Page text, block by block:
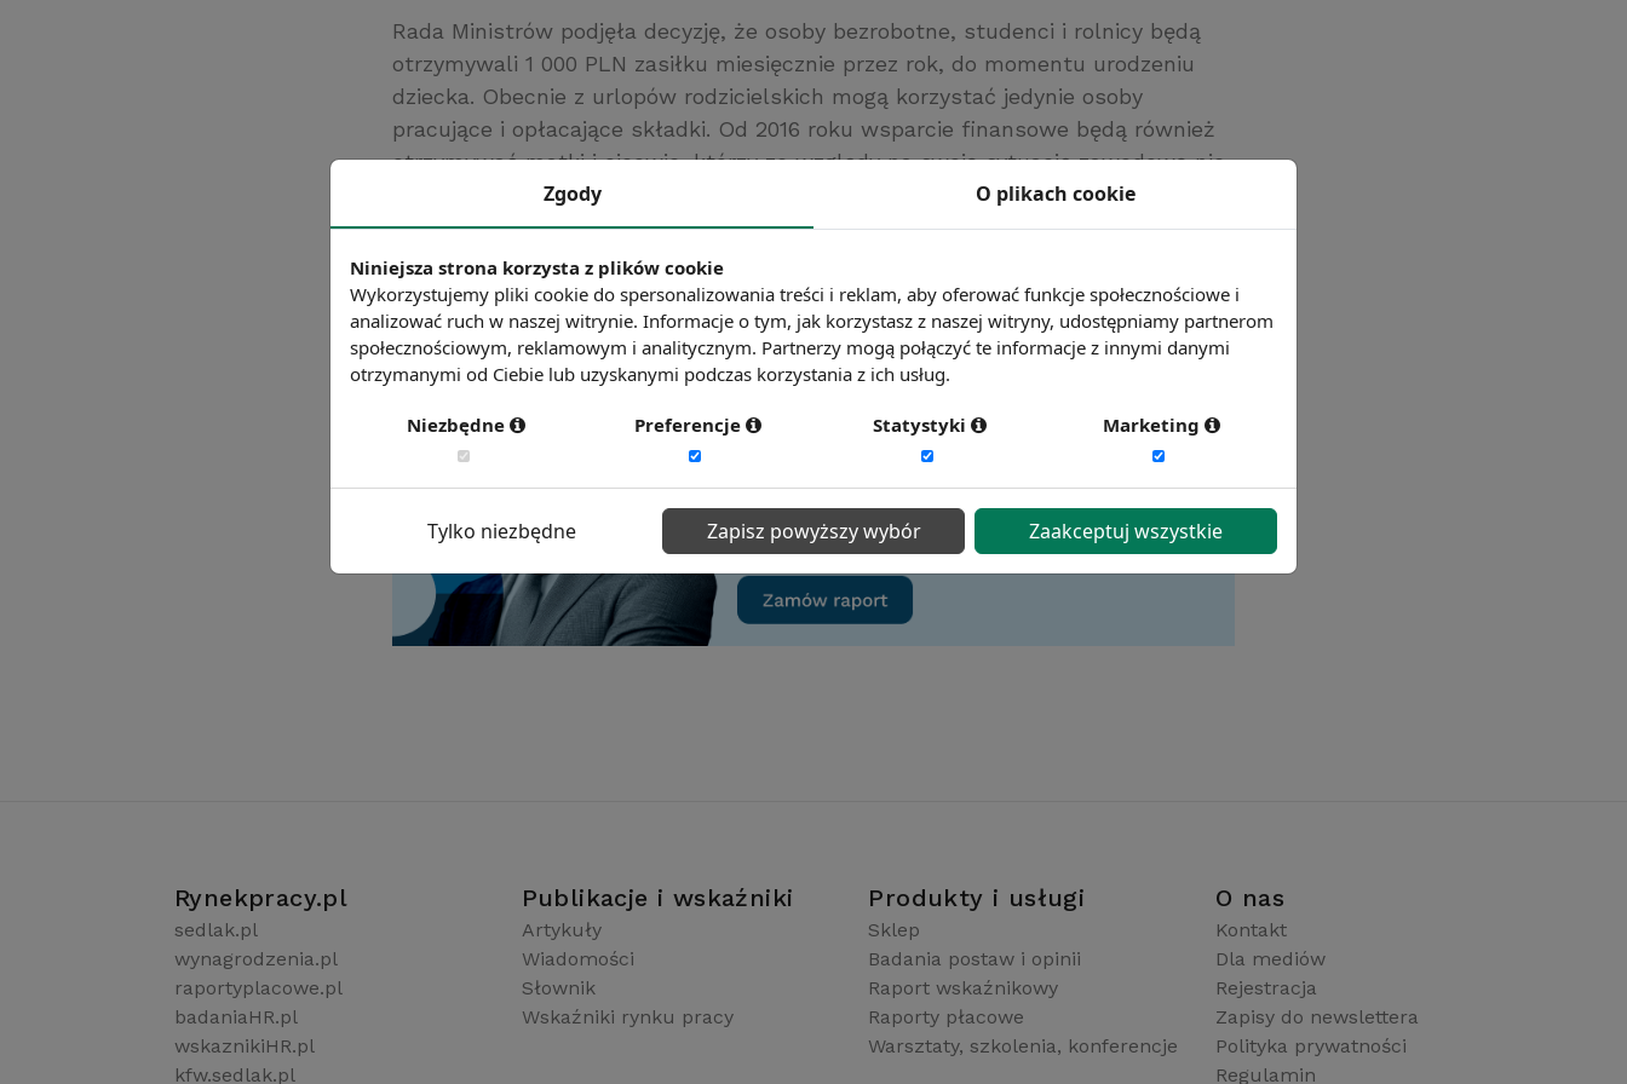
Rada Ministrów podjęła decyzję, że osoby bezrobotne, studenci i rolnicy będą
otrzymywali 1 000 PLN zasiłku miesięcznie przez rok, do momentu urodzeniu
dziecka. Obecnie z urlopów rodzicielskich mogą korzystać jedynie osoby
pracujące i opłacające składki. Od 2016 roku wsparcie finansowe będą również
otrzymywać matki i ojcowie, którzy ze względy na swoją sytuację zawodową nie
mogą korzystać z urlopów rodzicielskich.
Źródło: Kancelaria Prezesa Rady Ministrów
Chcesz wiedzieć więcej?Zobacz więcej wiadomości
Rynekpracy.pl
sedlak.pl
wynagrodzenia.pl
raportyplacowe.pl
badaniaHR.pl
wskaznikiHR.pl
kfw.sedlak.pl
Publikacje i wskaźniki
Artykuły
Wiadomości
Słownik
Wskaźniki rynku pracy
Produkty i usługi
Sklep
Badania postaw i opinii
Raport wskaźnikowy
Raporty płacowe
Warsztaty, szkolenia, konferencje
O nas
Kontakt
Dla mediów
Rejestracja
Zapisy do newslettera
Polityka prywatności
Regulamin
Zgody O plikach cookie
Niniejsza strona korzysta z plików cookie
Wykorzystujemy pliki cookie do spersonalizowania treści i reklam, aby oferować funkcje społecznościowe i
analizować ruch w naszej witrynie. Informacje o tym, jak korzystasz z naszej witryny, udostępniamy partnerom
społecznościowym, reklamowym i analitycznym. Partnerzy mogą połączyć te informacje z innymi danymi
otrzymanymi od Ciebie lub uzyskanymi podczas korzystania z ich usług.
Niezbędne Preferencje Statystyki Marketing
Tylko niezbędne Zapisz powyższy wybór Zaakceptuj wszystkie